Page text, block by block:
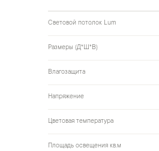
Световой потолок Lum
Размеры (Д*Ш*В)
Влагозащита
Напряжение
Цветовая температура
Площадь освещения кв.м